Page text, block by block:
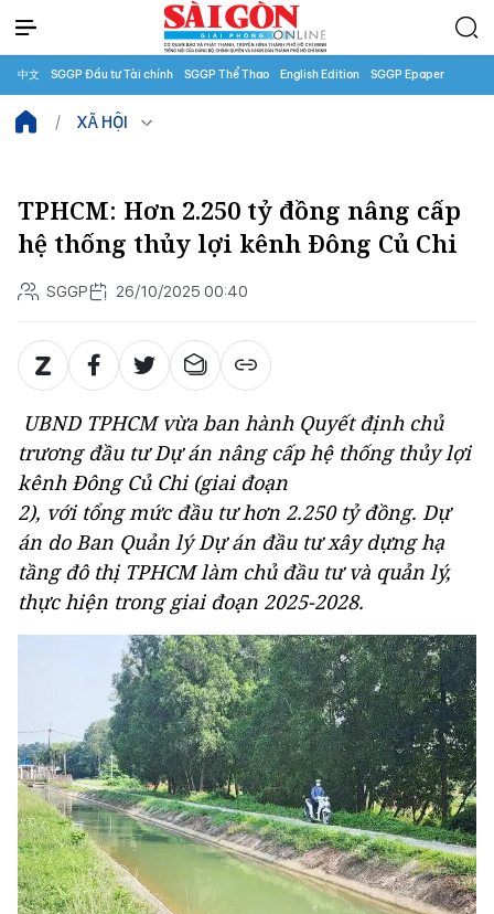
中文 SGGP Đầu tư Tài chính SGGP Thể Thao English Edition SGGP Epaper
XÃ HỘI
TPHCM: Hơn 2.250 tỷ đồng nâng cấp
hệ thống thủy lợi kênh Đông Củ Chi
SGGP 26/10/2025 00:40
UBND TPHCM vừa ban hành Quyết định chủ
trương đầu tư Dự án nâng cấp hệ thống thủy lợi
kênh Đông Củ Chi (giai đoạn
2), với tổng mức đầu tư hơn 2.250 tỷ đồng. Dự
án do Ban Quản lý Dự án đầu tư xây dựng hạ
tầng đô thị TPHCM làm chủ đầu tư và quản lý,
thực hiện trong giai đoạn 2025-2028.